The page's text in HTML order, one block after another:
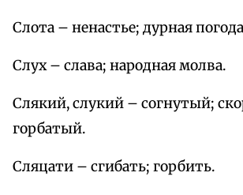
Слота – ненастье; дурная
Слух – слава; народная молва.
Слякий, слукий – согнутый;
горбатый.
Сляцати – сгибать; горбить.